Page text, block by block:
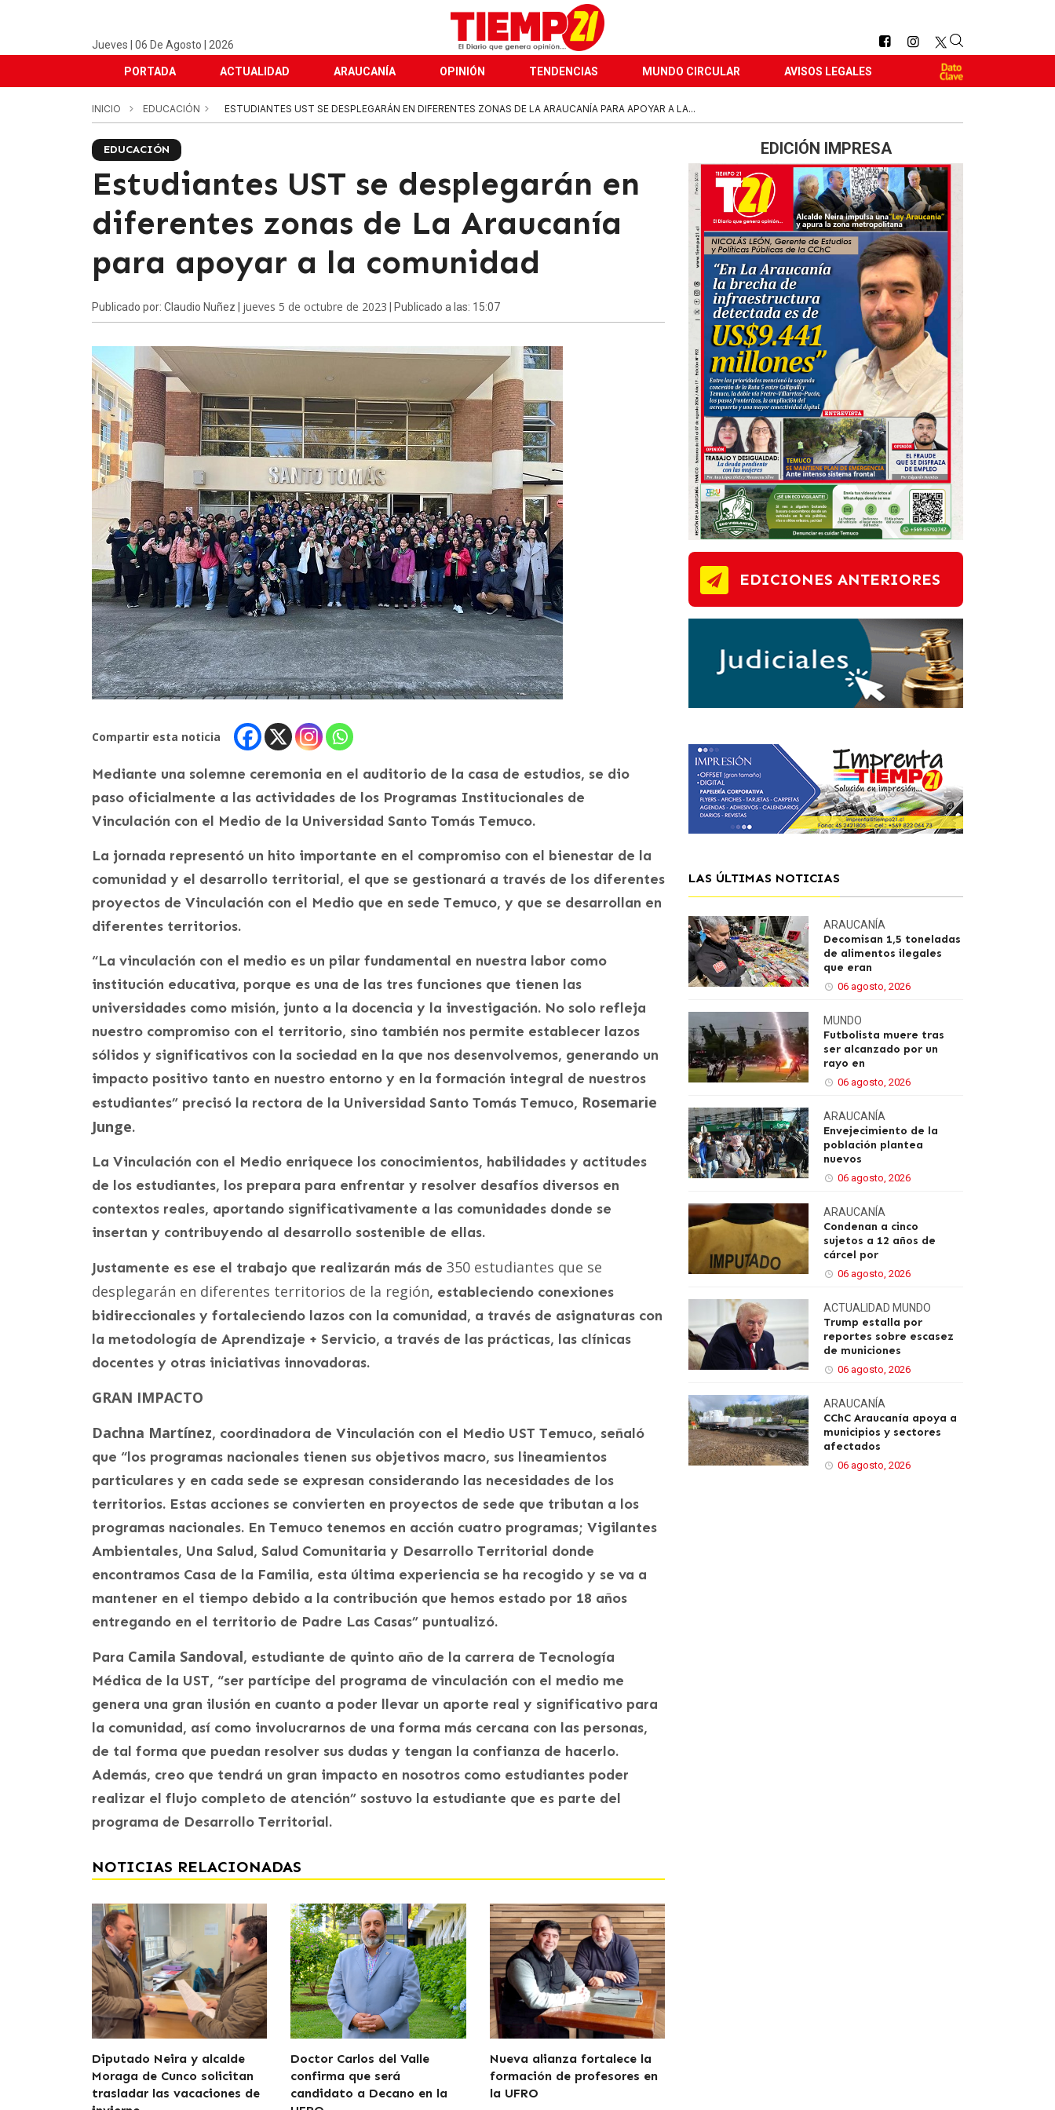
Jueves | 06 De Agosto | 2026
PORTADA ACTUALIDAD ARAUCANÍA OPINIÓN TENDENCIAS MUNDO CIRCULAR AVISOS LEGALES
INICIO EDUCACIÓN ESTUDIANTES UST SE DESPLEGARÁN EN DIFERENTES ZONAS DE LA ARAUCANÍA PARA APOYAR A LA...
EDUCACIÓN
Estudiantes UST se desplegarán en
diferentes zonas de La Araucanía
para apoyar a la comunidad
Publicado por: Claudio Nuñez | jueves 5 de octubre de 2023 | Publicado a las: 15:07
Compartir esta noticia
Mediante una solemne ceremonia en el auditorio de la casa de estudios, se dio
paso oficialmente a las actividades de los Programas Institucionales de
Vinculación con el Medio de la Universidad Santo Tomás Temuco.
La jornada representó un hito importante en el compromiso con el bienestar de la
comunidad y el desarrollo territorial, el que se gestionará a través de los diferentes
proyectos de Vinculación con el Medio que en sede Temuco, y que se desarrollan en
diferentes territorios.
“La vinculación con el medio es un pilar fundamental en nuestra labor como
institución educativa, porque es una de las tres funciones que tienen las
universidades como misión, junto a la docencia y la investigación. No solo refleja
nuestro compromiso con el territorio, sino también nos permite establecer lazos
sólidos y significativos con la sociedad en la que nos desenvolvemos, generando un
impacto positivo tanto en nuestro entorno y en la formación integral de nuestros
estudiantes” precisó la rectora de la Universidad Santo Tomás Temuco, Rosemarie
Junge.
La Vinculación con el Medio enriquece los conocimientos, habilidades y actitudes
de los estudiantes, los prepara para enfrentar y resolver desafíos diversos en
contextos reales, aportando significativamente a las comunidades donde se
insertan y contribuyendo al desarrollo sostenible de ellas.
Justamente es ese el trabajo que realizarán más de 350 estudiantes que se
desplegarán en diferentes territorios de la región, estableciendo conexiones
bidireccionales y fortaleciendo lazos con la comunidad, a través de asignaturas con
la metodología de Aprendizaje + Servicio, a través de las prácticas, las clínicas
docentes y otras iniciativas innovadoras.
GRAN IMPACTO
Dachna Martínez, coordinadora de Vinculación con el Medio UST Temuco, señaló
que “los programas nacionales tienen sus objetivos macro, sus lineamientos
particulares y en cada sede se expresan considerando las necesidades de los
territorios. Estas acciones se convierten en proyectos de sede que tributan a los
programas nacionales. En Temuco tenemos en acción cuatro programas; Vigilantes
Ambientales, Una Salud, Salud Comunitaria y Desarrollo Territorial donde
encontramos Casa de la Familia, esta última experiencia se ha recogido y se va a
mantener en el tiempo debido a la contribución que hemos estado por 18 años
entregando en el territorio de Padre Las Casas” puntualizó.
Para Camila Sandoval, estudiante de quinto año de la carrera de Tecnología
Médica de la UST, “ser partícipe del programa de vinculación con el medio me
genera una gran ilusión en cuanto a poder llevar un aporte real y significativo para
la comunidad, así como involucrarnos de una forma más cercana con las personas,
de tal forma que puedan resolver sus dudas y tengan la confianza de hacerlo.
Además, creo que tendrá un gran impacto en nosotros como estudiantes poder
realizar el flujo completo de atención” sostuvo la estudiante que es parte del
programa de Desarrollo Territorial.
NOTICIAS RELACIONADAS
Diputado Neira y alcalde
Moraga de Cunco solicitan
trasladar las vacaciones de
Doctor Carlos del Valle
confirma que será
candidato a Decano en la
Nueva alianza fortalece la
formación de profesores en
la UFRO
EDICIÓN IMPRESA
EDICIONES ANTERIORES
LAS ÚLTIMAS NOTICIAS
ARAUCANÍA
Decomisan 1,5 toneladas
de alimentos ilegales
que eran
06 agosto, 2026
MUNDO
Futbolista muere tras
ser alcanzado por un
rayo en
06 agosto, 2026
ARAUCANÍA
Envejecimiento de la
población plantea
nuevos
06 agosto, 2026
ARAUCANÍA
Condenan a cinco
sujetos a 12 años de
cárcel por
06 agosto, 2026
ACTUALIDAD MUNDO
Trump estalla por
reportes sobre escasez
de municiones
06 agosto, 2026
ARAUCANÍA
CChC Araucanía apoya a
municipios y sectores
afectados
06 agosto, 2026